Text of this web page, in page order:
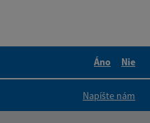
Áno
Nie
Napíšte nám